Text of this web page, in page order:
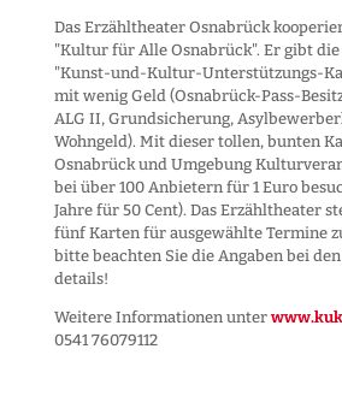
Das Erzähltheater Osnabrück
"Kultur für Alle Osnabrück". Er gibt die
"Kunst-und-Kultur-Unter­stützungs-
mit wenig Geld (Osnabrück-Pass-
ALG II, Grund­sicherung,
Wohngeld). Mit dieser tollen, bunten
Osnabrück und Umgebung
bei über 100 Anbietern für 1 Euro
Jahre für 50 Cent). Das Erzähltheater
fünf Karten für ausgewählte Termine
bitte beachten Sie die Angaben bei
details!
Weitere Informationen unter
0541 76079112